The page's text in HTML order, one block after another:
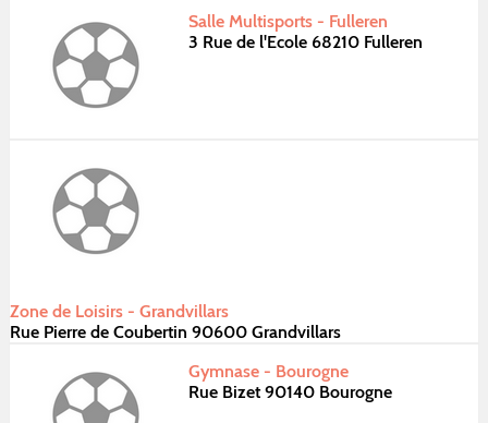
Salle Multisports - Fulleren
3 Rue de l'Ecole 68210 Fulleren
Zone de Loisirs - Grandvillars
Rue Pierre de Coubertin 90600 Grandvillars
Gymnase - Bourogne
Rue Bizet 90140 Bourogne